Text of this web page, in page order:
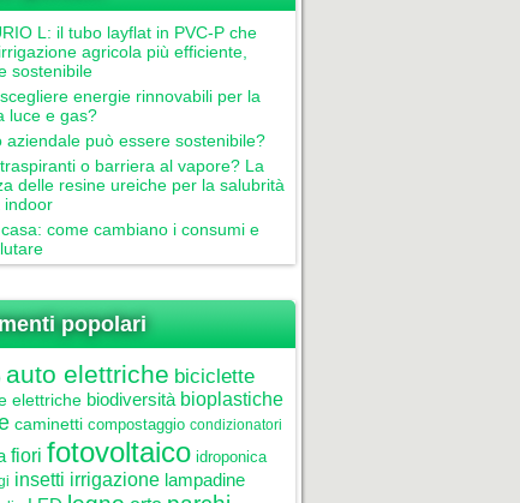
L: il tubo layflat in PVC-P che
agricola più efficiente,
sostenibile
energie rinnovabili per la
luce e gas?
aziendale può essere sostenibile?
o barriera al vapore? La
delle resine ureiche per la salubrità
indoor
come cambiano i consumi e
popolari
auto elettriche biciclette
elettriche biodiversità bioplastiche
caminetti compostaggio condizionatori
fiori fotovoltaico idroponica
insetti irrigazione lampadine